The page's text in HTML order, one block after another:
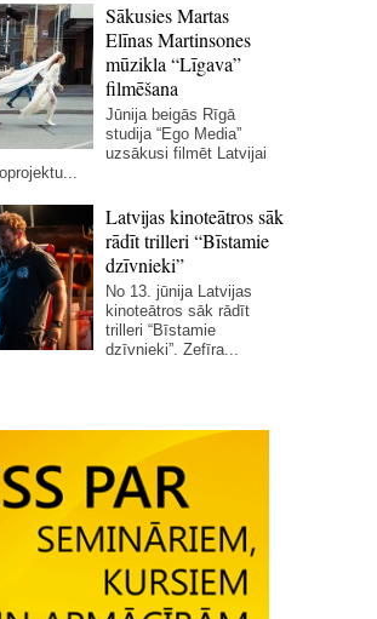
Sākusies Martas
Elīnas Martinsones
mūzikla “Līgava”
filmēšana
Jūnija beigās Rīgā
studija “Ego Media”
uzsākusi filmēt Latvijai
Latvijas kinoteātros sāk
rādīt trilleri “Bīstamie
dzīvnieki”
No 13. jūnija Latvijas
kinoteātros sāk rādīt
trilleri “Bīstamie
dzīvnieki”. Zefīra...